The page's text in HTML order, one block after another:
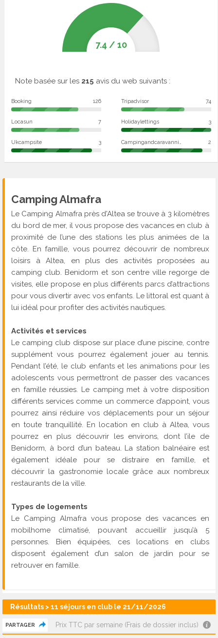
7.4 / 10
Note basée sur les 215 avis du web suivants :
Booking 126 Tripadvisor 74
Locasun 7 Holidaylettings 3
Ukcampsite 3 Campingandcaravanningclub 2
Camping Almafra
Le Camping Almafra près d'Altea se trouve à 3 kilomètres
du bord de mer, il vous propose des vacances en club à
proximité de l’une des stations les plus animées de la
côte. En famille, vous pourrez découvrir de nombreux
loisirs à Altea, en plus des activités proposées au
camping club. Benidorm et son centre ville regorge de
visites, elle propose en plus différents parcs d’attractions
pour vous divertir avec vos enfants. Le littoral est quant à
lui idéal pour profiter des activités nautiques.
Activités et services
Le camping club dispose sur place d’une piscine, contre
supplément vous pourrez également jouer au tennis.
Pendant l’été, le club enfants et les animations pour les
adolescents vous permettront de passer des vacances
en famille réussies. Le camping met à votre disposition
différents services comme un commerce d’appoint, vous
pourrez ainsi réduire vos déplacements pour un séjour
en toute tranquillité. En location en club à Altea, vous
pourrez en plus découvrir les environs, dont l’ile de
Benidorm, à bord d’un bateau. La station balnéaire est
également idéale pour se distraire en famille, et
découvrir la gastronomie locale grâce aux nombreux
restaurants de la ville.
Types de logements
Le Camping Almafra vous propose des vacances en
mobilhome climatisé, pouvant accueillir jusqu’à 5
personnes. Bien équipées, ces locations en clubs
disposent également d’un salon de jardin pour se
retrouver en famille.
Résultats > 11 séjours en club le 21/11/2026
PARTAGER Prix TTC par semaine (Frais de dossier inclus)